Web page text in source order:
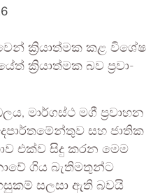
ක්‍රියා­ත්මක කළ විශේෂ
ක්‍රියා­ත්මක බව ප්‍රවා­
මාර්ගස්ථ මගී ප්‍රවා­හන
සහ ජාතික
එක්ව සිදු කරන මෙම
ගිය බැති­ම­තුන්ට
සලසා ඇති බවයි